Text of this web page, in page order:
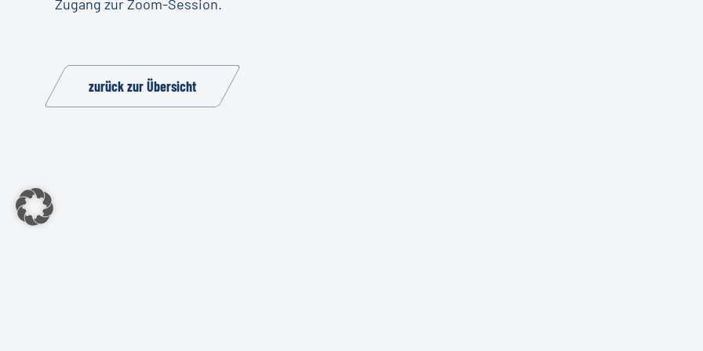
Zugang zur Zoom-Session.
zurück zur Übersicht